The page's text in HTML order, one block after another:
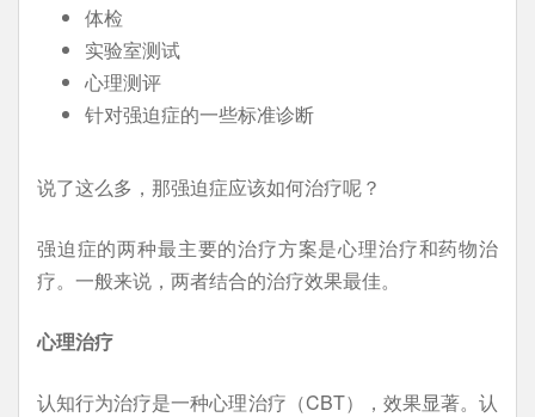
体检
实验室测试
心理测评
针对强迫症的一些标准诊断
说了这么多，那强迫症应该如何治疗呢？
强迫症的两种最主要的治疗方案是心理治疗和药物治
疗。一般来说，两者结合的治疗效果最佳。
心理治疗
认知行为治疗是一种心理治疗（CBT），效果显著。认